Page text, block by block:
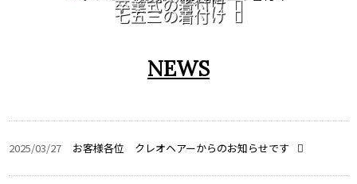
七五三の着付け
NEWS
2025/03/27 お客様各位 クレオヘアーからのお知らせです